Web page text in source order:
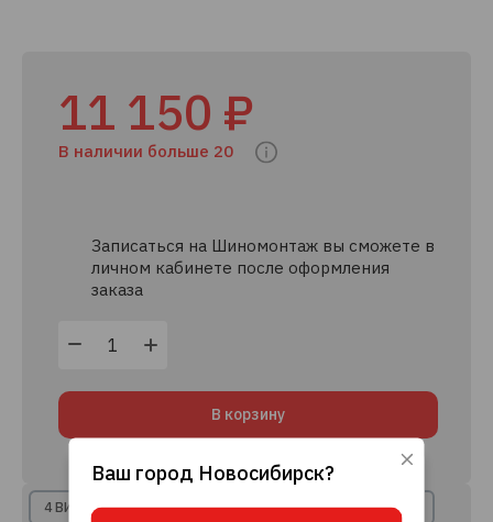
11 150 ₽
В наличии больше 20
Записаться на Шиномонтаж вы сможете в
личном кабинете после оформления
заказа
В корзину
4 ВИДА РАССРОЧКИ 8+ КРЕДИТНЫХ ПРЕДЛОЖЕНИЙ
Ваш город Новосибирск?
Используя данный сайт, вы даете согласие